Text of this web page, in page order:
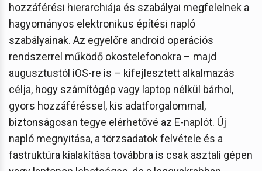
hozzáférési hierarchiája és szabályai megfelelnek a
hagyományos elektronikus építési napló
szabályainak. Az egyelőre android operációs
rendszerrel működő okostelefonokra – majd
augusztustól iOS-re is – kifejlesztett alkalmazás
célja, hogy számítógép vagy laptop nélkül bárhol,
gyors hozzáféréssel, kis adatforgalommal,
biztonságosan tegye elérhetővé az E-naplót. Új
napló megnyitása, a törzsadatok felvétele és a
fastruktúra kialakítása továbbra is csak asztali gépen